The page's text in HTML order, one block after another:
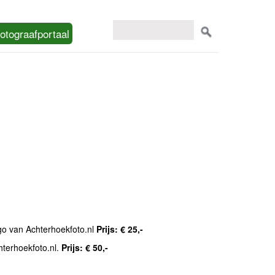
van Achterhoekfoto.nl Prijs: € 25,-
Prijs: € 50,-